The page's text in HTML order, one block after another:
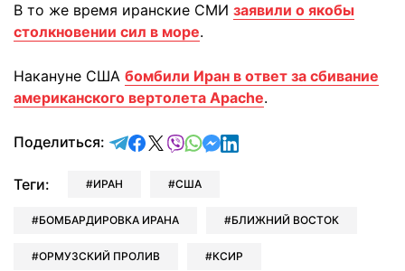
В то же время иранские СМИ заявили о якобы
столкновении сил в море.
Накануне США бомбили Иран в ответ за сбивание
американского вертолета Apache.
Поделиться: отправить в Telegram
поделиться в Facebook
поделиться в X
отправить в Viber
отправить в Whatsapp
отправить в Messenger
отправить в LinkedIn
Теги: ИРАН США
БОМБАРДИРОВКА ИРАНА БЛИЖНИЙ ВОСТОК
ОРМУЗСКИЙ ПРОЛИВ КСИР